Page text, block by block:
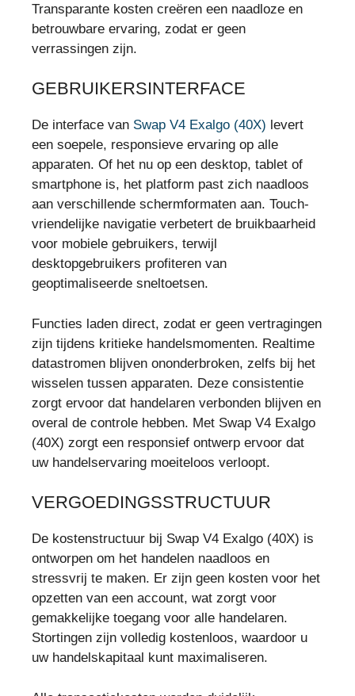
Transparante kosten creëren een naadloze en
betrouwbare ervaring, zodat er geen
verrassingen zijn.
GEBRUIKERSINTERFACE
De interface van Swap V4 Exalgo (40X) levert
een soepele, responsieve ervaring op alle
apparaten. Of het nu op een desktop, tablet of
smartphone is, het platform past zich naadloos
aan verschillende schermformaten aan. Touch-
vriendelijke navigatie verbetert de bruikbaarheid
voor mobiele gebruikers, terwijl
desktopgebruikers profiteren van
geoptimaliseerde sneltoetsen.
Functies laden direct, zodat er geen vertragingen
zijn tijdens kritieke handelsmomenten. Realtime
datastromen blijven ononderbroken, zelfs bij het
wisselen tussen apparaten. Deze consistentie
zorgt ervoor dat handelaren verbonden blijven en
overal de controle hebben. Met Swap V4 Exalgo
(40X) zorgt een responsief ontwerp ervoor dat
uw handelservaring moeiteloos verloopt.
VERGOEDINGSSTRUCTUUR
De kostenstructuur bij Swap V4 Exalgo (40X) is
ontworpen om het handelen naadloos en
stressvrij te maken. Er zijn geen kosten voor het
opzetten van een account, wat zorgt voor
gemakkelijke toegang voor alle handelaren.
Stortingen zijn volledig kostenloos, waardoor u
uw handelskapitaal kunt maximaliseren.